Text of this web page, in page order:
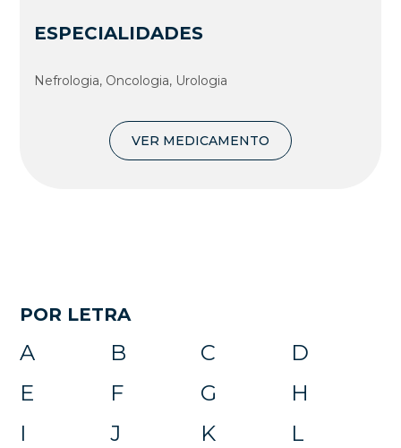
ESPECIALIDADES
Nefrologia, Oncologia, Urologia
VER MEDICAMENTO
POR LETRA
A B C
D
E
F G
H
I
J K
L